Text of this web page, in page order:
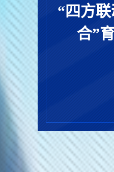
“四方
合”